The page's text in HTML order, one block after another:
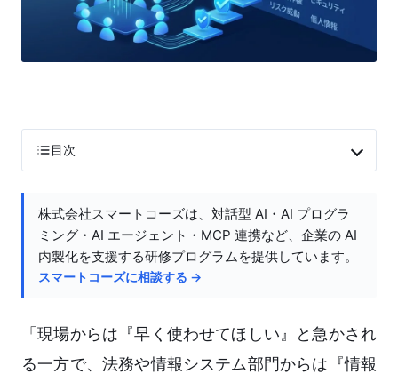
目次
株式会社スマートコーズは、対話型 AI・AI プログラ
ミング・AI エージェント・MCP 連携など、企業の AI
内製化を支援する研修プログラムを提供しています。
スマートコーズに相談する →
「現場からは『早く使わせてほしい』と急かされ
る一方で、法務や情報システム部門からは『情報